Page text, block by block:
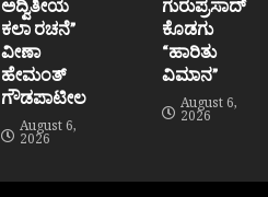
ಅದ್ವಿತೀಯ
ಕಲಾ ರಚನೆ”‌
ವೀಣಾ
ಹೇಮಂತ್‌
ಗೌಡಪಾಟೀಲ
August 6,
2026
ಗುರುಪ್ರಸಾದ್
ಕೊಡಗು
“ಹಾರಿತು
ವಿಮಾನ”
August 6,
2026